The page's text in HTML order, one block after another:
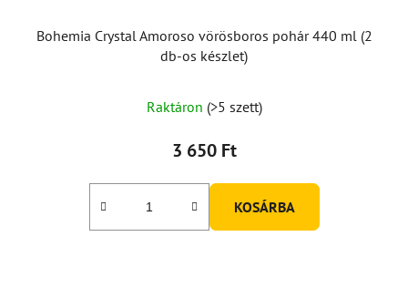
Bohemia Crystal Amoroso vörösboros pohár 440 ml (2
db-os készlet)
Raktáron (>5 szett)
3 650 Ft
KOSÁRBA